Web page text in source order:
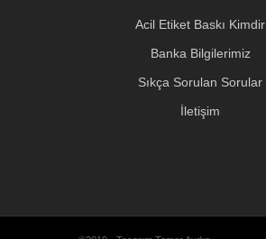
Acil Etiket Baskı Kimdir
Banka Bilgilerimiz
Sıkça Sorulan Sorular
İletişim